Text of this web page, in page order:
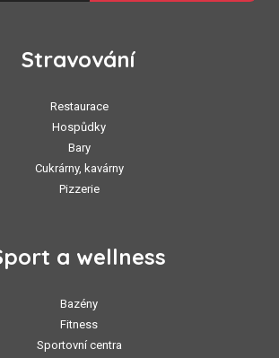
Stravování
Restaurace
Hospůdky
Bary
Cukrárny, kavárny
Pizzerie
a wellness
Bazény
Fitness
Sportovní centra